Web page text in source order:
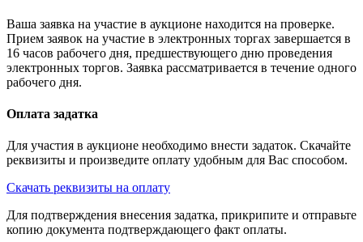
Ваша заявка на участие в аукционе находится на проверке.
Прием заявок на участие в электронных торгах завершается в
16 часов рабочего дня, предшествующего дню проведения
электронных торгов. Заявка рассматривается в течение одного
рабочего дня.
Оплата задатка
Для участия в аукционе необходимо внести задаток. Скачайте
реквизиты и произведите оплату удобным для Вас способом.
Скачать реквизиты на оплату
Для подтверждения внесения задатка, прикрипите и отправьте
копию документа подтверждающего факт оплаты.